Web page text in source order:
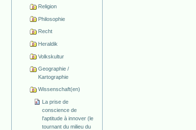
Religion
Philosophie
Recht
Heraldik
Volkskultur
Geographie /
Kartographie
Wissenschaft(en)
La prise de
conscience de
l'aptitude à innover (le
tournant du milieu du